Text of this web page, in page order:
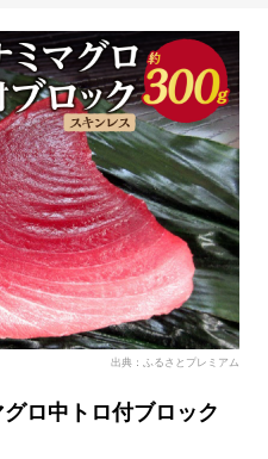
出典：ふるさとプレミアム
ロ中トロ付ブロック